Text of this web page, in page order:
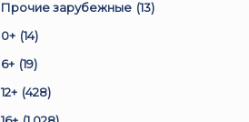
Прочие зарубежные (13)
0+ (14)
6+ (19)
12+ (428)